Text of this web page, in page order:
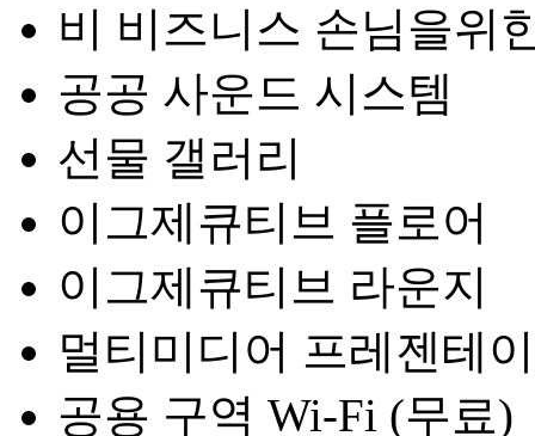
비 비즈니스 손님을위
공공 사운드 시스템
선물 갤러리
이그제큐티브 플로어
이그제큐티브 라운지
멀티미디어 프레젠테
공용 구역 Wi-Fi (무료)